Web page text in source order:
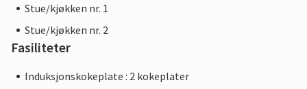
Stue/kjøkken nr. 1
Stue/kjøkken nr. 2
Fasiliteter
Induksjonskokeplate : 2 kokeplater